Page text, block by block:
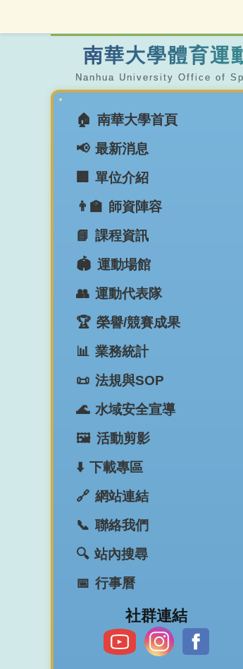
南華大學體育運
南華大學首頁
最新消息
單位介紹
師資陣容
課程資訊
運動場館
運動代表隊
榮譽/競賽成果
業務統計
法規與SOP
水域安全宣導
活動剪影
下載專區
網站連結
聯絡我們
站內搜尋
行事曆
​社群連結